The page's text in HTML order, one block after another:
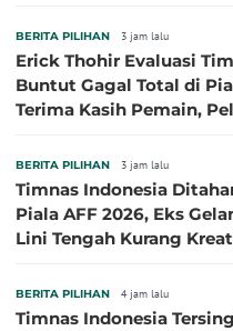
BERITA PILIHAN 3 jam lalu
Erick Thohir Evaluasi
Buntut Gagal Total di
Terima Kasih Pemain,
BERITA PILIHAN 3 jam lalu
Timnas Indonesia
Piala AFF 2026, Eks
Lini Tengah Kurang
BERITA PILIHAN 4 jam lalu
Timnas Indonesia